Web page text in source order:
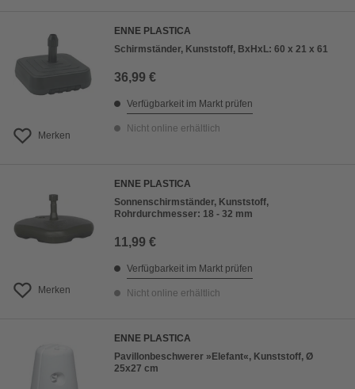
Preis aufsteigend
Preis absteigend
Bewertung
Merken
ENNE PLASTICA
Schirmständer, Kunststoff, BxHxL: 60 x 21 x 61
36,99 €
Verfügbarkeit im Markt prüfen
Nicht online erhältlich
Merken
ENNE PLASTICA
Sonnenschirmständer, Kunststoff,
Rohrdurchmesser: 18 - 32 mm
11,99 €
Verfügbarkeit im Markt prüfen
Nicht online erhältlich
ENNE PLASTICA
Pavillonbeschwerer »Elefant«, Kunststoff, Ø
25x27 cm